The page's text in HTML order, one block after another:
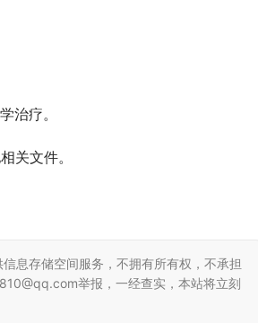
治疗。
关文件。
息存储空间服务，不拥有所有权，不承担
举报，一经查实，本站将立刻